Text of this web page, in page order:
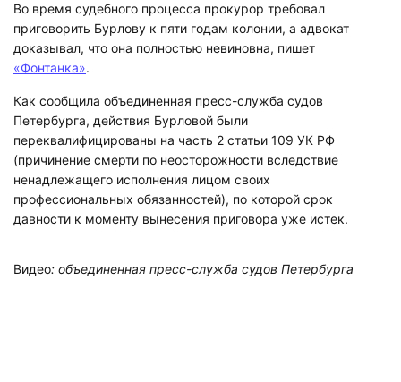
Во время судебного процесса прокурор требовал
приговорить Бурлову к пяти годам колонии, а адвокат
доказывал, что она полностью невиновна, пишет
«Фонтанка».
Как сообщила объединенная пресс-служба судов
Петербурга, действия Бурловой были
переквалифицированы на часть 2 статьи 109 УК РФ
(причинение смерти по неосторожности вследствие
ненадлежащего исполнения лицом своих
профессиональных обязанностей), по которой срок
давности к моменту вынесения приговора уже истек.
Видео: объединенная пресс-служба судов Петербурга